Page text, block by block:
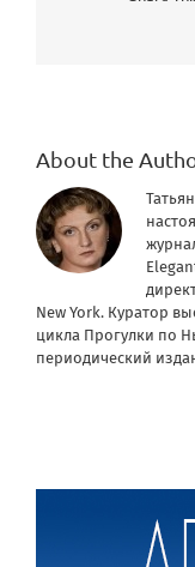
About the
New York. Куратор
цикла Прогулки по
периодический